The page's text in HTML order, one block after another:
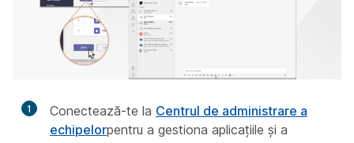
1 Conectează-te la Centrul de administrare a
echipelorpentru a gestiona aplicațiile și a